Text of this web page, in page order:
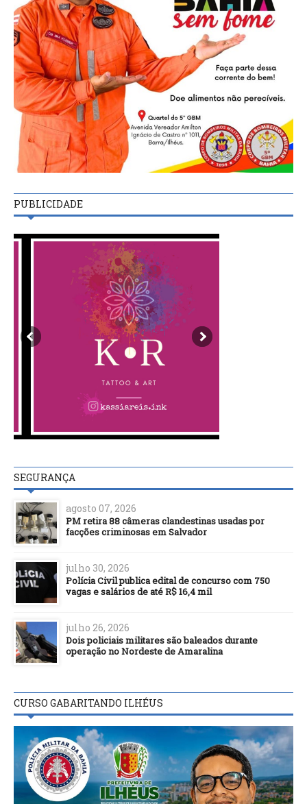
PUBLICIDADE
SEGURANÇA
agosto 07, 2026
PM retira 88 câmeras clandestinas usadas por
facções criminosas em Salvador
julho 30, 2026
Polícia Civil publica edital de concurso com 750
vagas e salários de até R$ 16,4 mil
julho 26, 2026
Dois policiais militares são baleados durante
operação no Nordeste de Amaralina
CURSO GABARITANDO ILHÉUS